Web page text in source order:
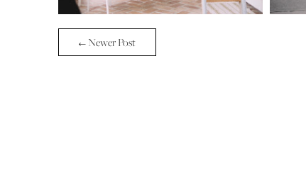
← Newer Post